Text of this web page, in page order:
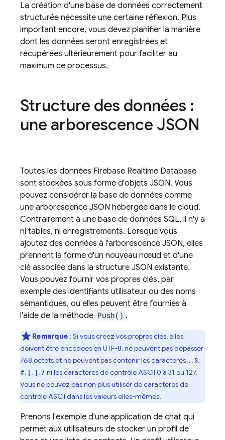
La création d'une base de données correctement
structurée nécessite une certaine réflexion. Plus
important encore, vous devez planifier la manière
dont les données seront enregistrées et
récupérées ultérieurement pour faciliter au
maximum ce processus.
Structure des données :
une arborescence JSON
Toutes les données Firebase Realtime Database
sont stockées sous forme d'objets JSON. Vous
pouvez considérer la base de données comme
une arborescence JSON hébergée dans le cloud.
Contrairement à une base de données SQL, il n'y a
ni tables, ni enregistrements. Lorsque vous
ajoutez des données à l'arborescence JSON, elles
prennent la forme d'un nouveau nœud et d'une
clé associée dans la structure JSON existante.
Vous pouvez fournir vos propres clés, par
exemple des identifiants utilisateur ou des noms
sémantiques, ou elles peuvent être fournies à
l'aide de la méthode Push() .
Remarque : Si vous créez vos propres clés, elles
doivent être encodées en UTF-8, ne peuvent pas dépasser
768 octets et ne peuvent pas contenir les caractères . ,$,
#, [, ], / ni les caractères de contrôle ASCII 0 à 31 ou 127.
Vous ne pouvez pas non plus utiliser de caractères de
contrôle ASCII dans les valeurs elles-mêmes.
Prenons l'exemple d'une application de chat qui
permet aux utilisateurs de stocker un profil de